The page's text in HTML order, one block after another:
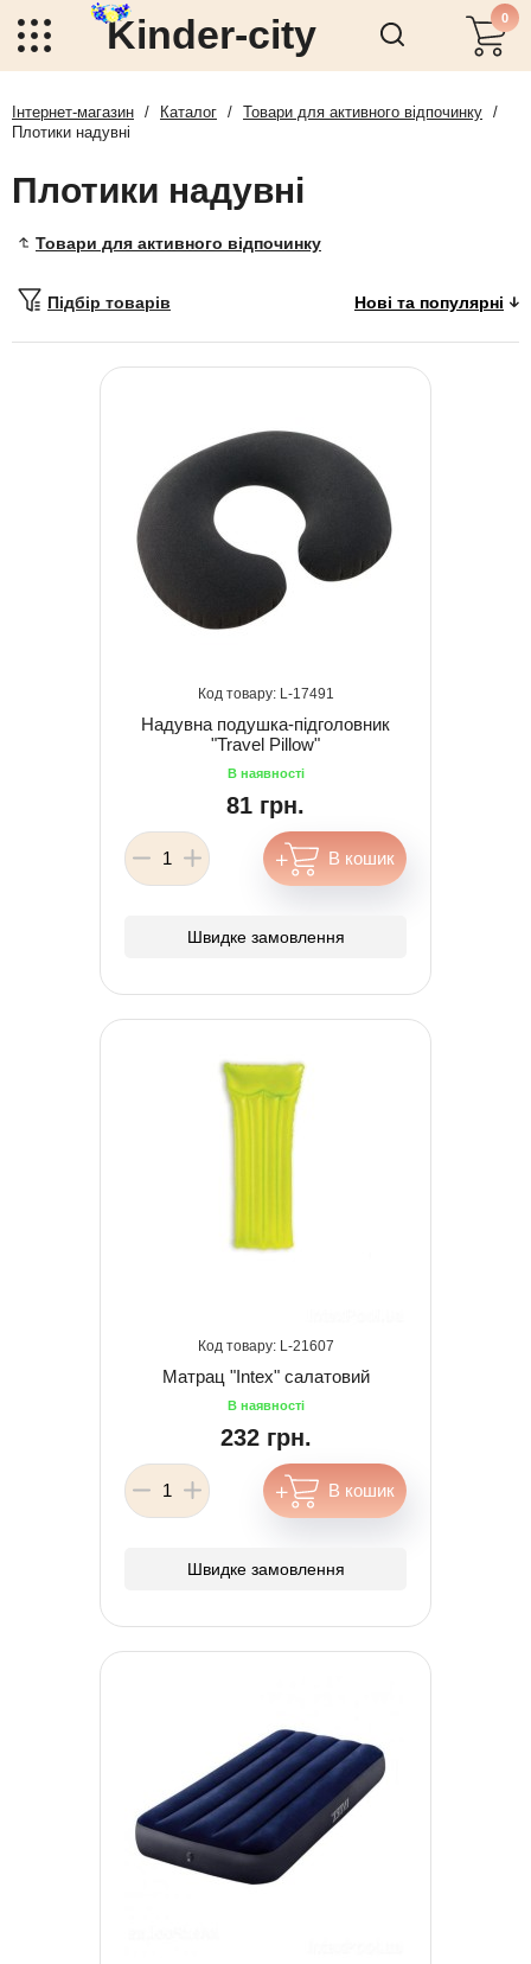
Kinder-city 0
Інтернет-магазин / Каталог / Товари для активного відпочинку /
Плотики надувні
Плотики надувні
Товари для активного відпочинку
Підбір товарів
17491
Надувна подушка-підголовник
"Travel Pillow"
81 грн.
Швидке замовлення
21607
Матрац "Intex" салатовий
232 грн.
Швидке замовлення